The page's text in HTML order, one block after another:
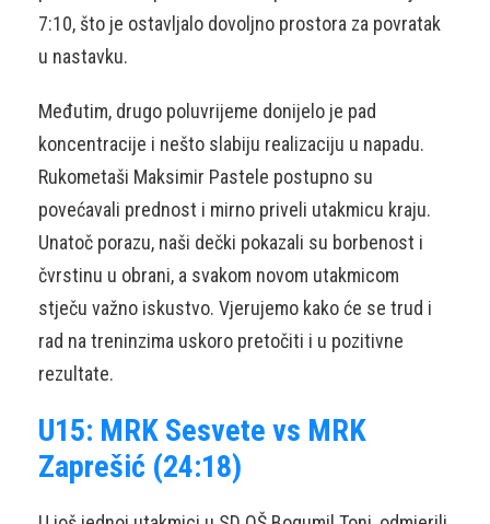
7:10, što je ostavljalo dovoljno prostora za povratak
u nastavku.
Međutim, drugo poluvrijeme donijelo je pad
koncentracije i nešto slabiju realizaciju u napadu.
Rukometaši Maksimir Pastele postupno su
povećavali prednost i mirno priveli utakmicu kraju.
Unatoč porazu, naši dečki pokazali su borbenost i
čvrstinu u obrani, a svakom novom utakmicom
stječu važno iskustvo. Vjerujemo kako će se trud i
rad na treninzima uskoro pretočiti i u pozitivne
rezultate.
U15: MRK Sesvete vs MRK
Zaprešić (24:18)